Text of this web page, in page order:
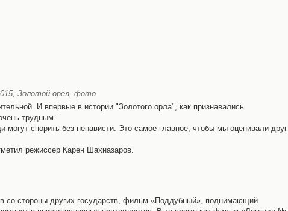
Золотой орёл, фото
И впервые в истории "Золотого орла", как признавались
трудным.
спорить без ненависти. Это самое главное, чтобы мы оценивали друг
режиссер Карен Шахназаров.
со стороны других государств, фильм «Поддубный», поднимающий